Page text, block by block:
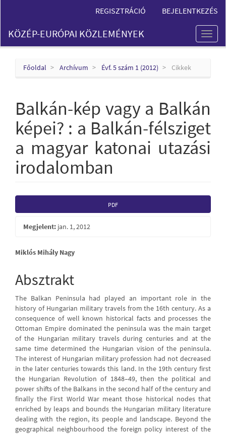
Content
Sidebar
REGISZTRÁCIÓ BEJELENTKEZÉS
Toggle
KÖZÉP-EURÓPAI KÖZLEMÉNYEK
Főoldal Archívum Évf. 5 szám 1 (2012) Cikkek
Balkán-kép vagy a Balkán
képei? : a Balkán-félsziget
a magyar katonai utazási
irodalomban
Article
Sidebar
PDF
Megjelent: jan. 1, 2012
Main
Article
Content
Miklós Mihály Nagy
Absztrakt
The Balkan Peninsula had played an important role in the
history of Hungarian military travels from the 16th century. As a
consequence of well known historical facts and processes the
Ottoman Empire dominated the peninsula was the main target
of the Hungarian military travels during centuries and at the
same time determined the Hungarian vision of the peninsula.
The interest of Hungarian military profession had not decreased
in the later centuries towards this land. In the 19th century first
the Hungarian Revolution of 1848–49, then the political and
power shifts of the Balkans in the second half of the century and
finally the First World War meant those historical nodes that
enriched by leaps and bounds the Hungarian military literature
dealing with the region, its people and landscape. Beyond the
geographical neighbourhood the foreign policy interest of the